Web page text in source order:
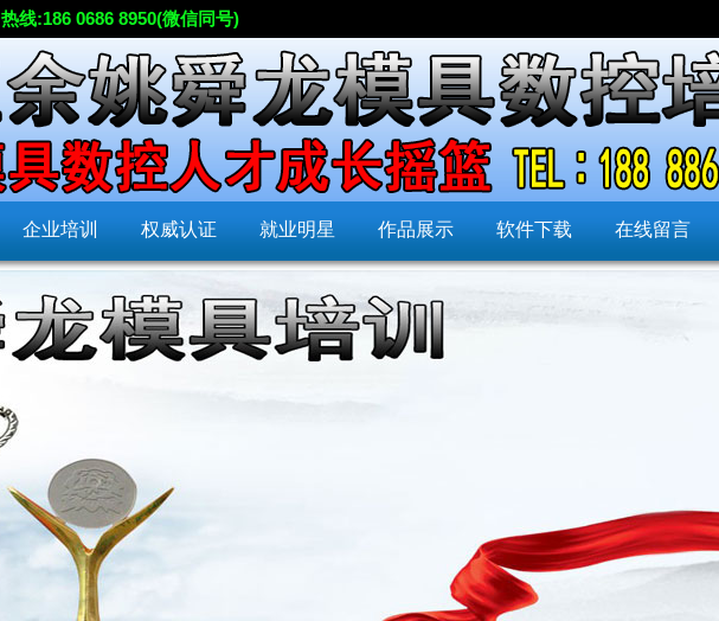
热线:186 0686 8950(微信同号)
企业培训 权威认证 就业明星 作品展示 软件下载 在线留言